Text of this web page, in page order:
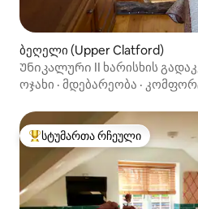
ბეღელი (Upper Clatford)
Უნიკალური II ხარისხის
ოჯახი · მდებარეობა ·
სტუმართა რჩეული მოწინავე
სტუმართა რჩეული